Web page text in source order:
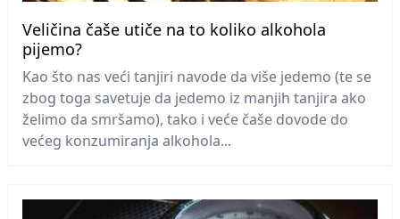
Veličina čaše utiče na to koliko alkohola
pijemo?
Kao što nas veći tanjiri navode da više jedemo (te se
zbog toga savetuje da jedemo iz manjih tanjira ako
želimo da smršamo), tako i veće čaše dovode do
većeg konzumiranja alkohola...